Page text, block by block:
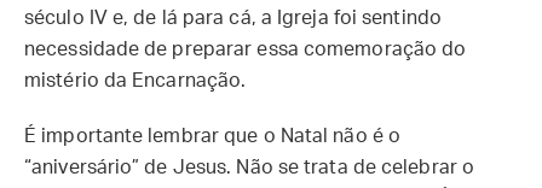
século IV e, de lá para cá, a Igreja foi sentindo
necessidade de preparar essa comemoração do
mistério da Encarnação.
É importante lembrar que o Natal não é o
“aniversário” de Jesus. Não se trata de celebrar o